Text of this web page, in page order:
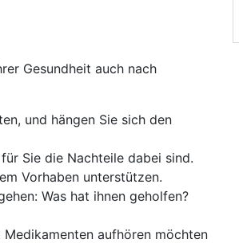
Gesundheit auch nach
und hängen Sie sich den
Sie die Nachteile dabei sind.
Vorhaben unterstützen.
Was hat ihnen geholfen?
aufhören möchten